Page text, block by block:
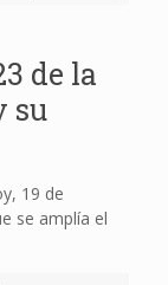
de la
su
19 de
se amplía el